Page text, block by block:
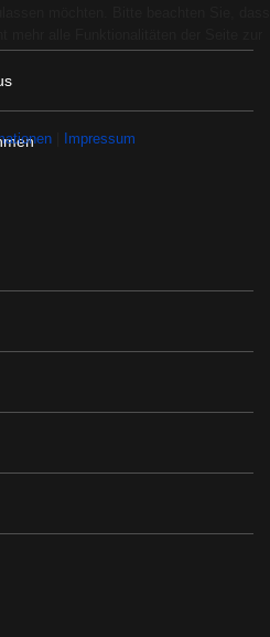
möchten. Bitte beachten Sie, dass
| Impressum